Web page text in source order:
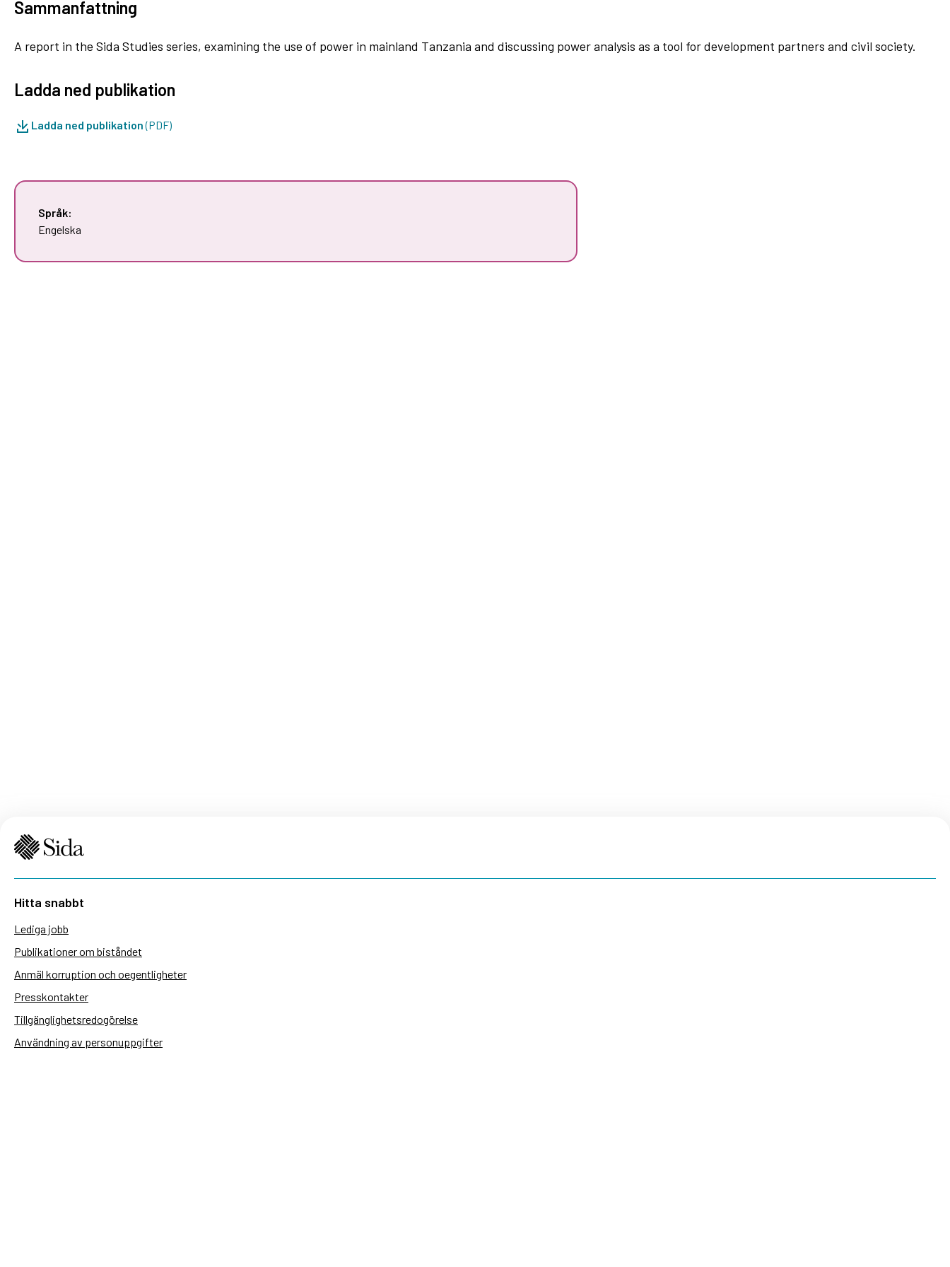
Sammanfattning
A report in the Sida Studies series, examining the use of power in mainland Tanzania and discussing power analysis as a tool for development partners and civil society.
Ladda ned publikation
Ladda ned publikation(PDF)
Språk:
Engelska
Hitta snabbt
Lediga jobb
Publikationer om biståndet
Anmäl korruption och oegentligheter
Presskontakter
Tillgänglighetsredogörelse
Användning av personuppgifter